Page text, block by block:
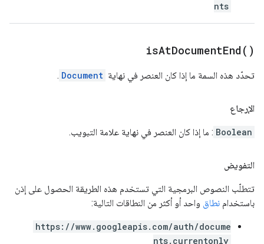
nts
isAtDocumentEnd( )
تحدّد هذه السمة ما إذا كان العنصر في نهاية Document
.
الإرجاع
Boolean : ما إذا كان العنصر في نهاية علامة التبويب.
التفويض
تتطلّب النصوص البرمجية التي تستخدم هذه الطريقة الحصول على إذن
باستخدام نطاق واحد أو أكثر من النطاقات التالية:
https://www.googleapis.com/auth/docume
nts.currentonly